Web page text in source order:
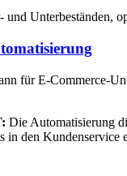
Unterbeständen,
für E-Commerce-
Die Automatisierung
den Kundenservice